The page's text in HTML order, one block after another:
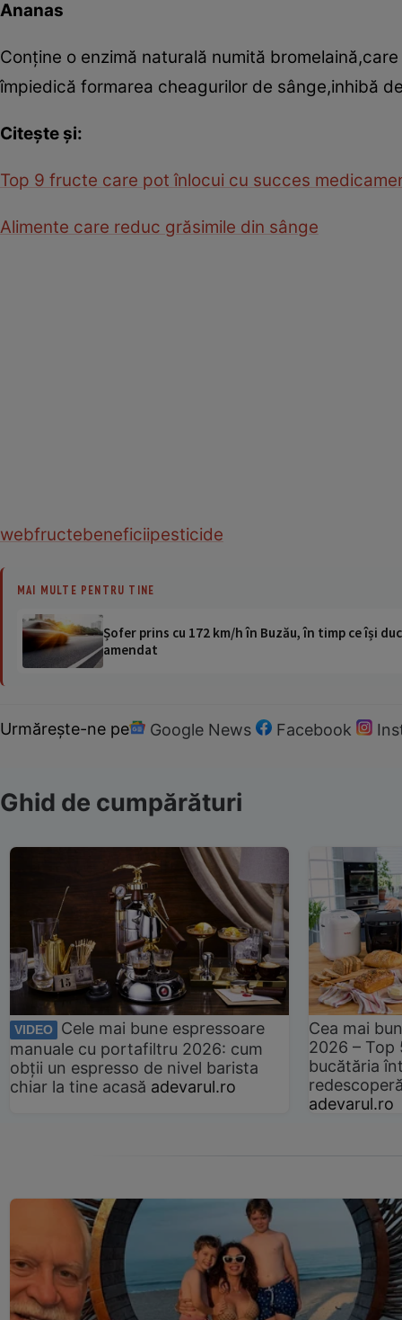
Ananas
Conţine o enzimă naturală numită
împiedică formarea cheagurilor de sânge,inhibă
Citeşte şi:
Top 9 fructe care pot înlocui cu succes
Alimente care reduc grăsimile din sânge
webfructebeneficiipesticide
MAI MULTE PENTRU TINE
Șofer prins cu 172 km/h în Buzău, în timp ce își
amendat
Urmărește-ne pe Google News Facebook
Ghid de cumpărături
VIDEO
Cele mai bune espressoare
manuale cu portafiltru 2026: cum
obții un espresso de nivel barista
chiar la tine acasă adevarul.ro
Cea mai
2026 –
bucătăria
adevarul.ro